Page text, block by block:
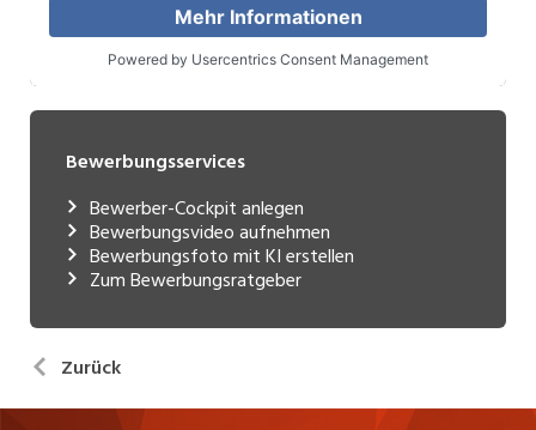
Bewerbungsservices
Bewerber-Cockpit anlegen
Bewerbungsvideo aufnehmen
Bewerbungsfoto mit KI erstellen
Zum Bewerbungsratgeber
Zurück